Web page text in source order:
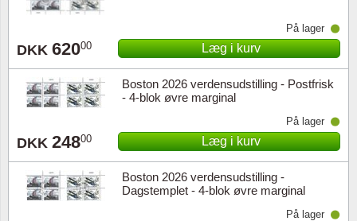
DKK 62000
På lager
Læg i kurv
Boston 2026 verdensudstilling - Postfrisk
- 4-blok øvre marginal
DKK 24800
På lager
Læg i kurv
Boston 2026 verdensudstilling -
Dagstemplet - 4-blok øvre marginal
På lager